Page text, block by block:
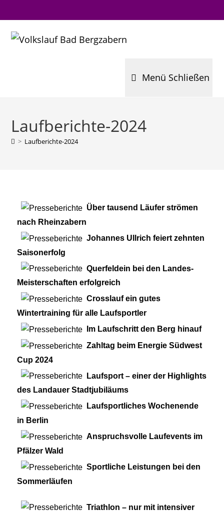
Inhalt
springen
Menü Schließen
Laufberichte-2024
> Laufberichte-2024
Über tausend Läufer strömen
nach Rheinzabern
Johannes Ullrich feiert zehnten
Saisonerfolg
Querfeldein bei den Landes-
Meisterschaften erfolgreich
Crosslauf ein gutes
Wintertraining für alle Laufsportler
Im Laufschritt den Berg hinauf
Zahltag beim Energie Südwest
Cup 2024
Laufsport – einer der Highlights
des Landauer Stadtjubiläums
Laufsportliches Wochenende
in Berlin
Anspruchsvolle Laufevents im
Pfälzer Wald
Sportliche Leistungen bei den
Sommerläufen
Triathlon – nur mit intensiver